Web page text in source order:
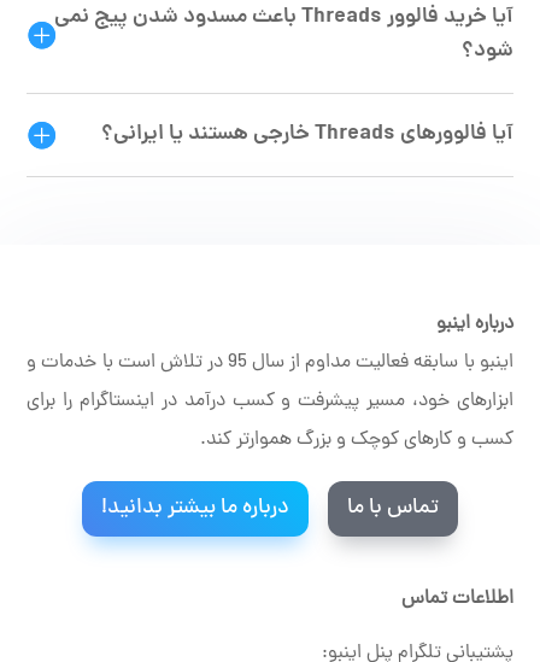
آیا خرید فالوور Threads باعث مسدود شدن پیج نمی
شود؟
آیا فالوورهای Threads خارجی هستند یا ایرانی؟
درباره اینبو
اینبو با سابقه فعالیت مداوم از سال 95 در تلاش است با خدمات و
ابزارهای خود، مسیر پیشرفت و کسب درآمد در اینستاگرام را برای
کسب و کارهای کوچک و بزرگ هموارتر کند.
تماس با ما درباره ما بیشتر بدانید!
اطلاعات تماس
پشتیبانی تلگرام پنل اینبو: